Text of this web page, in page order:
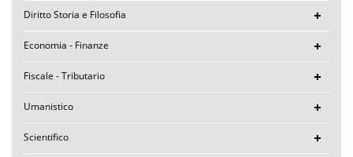
Diritto Storia e Filosofia
Economia - Finanze
Fiscale - Tributario
Umanistico
Scientifico